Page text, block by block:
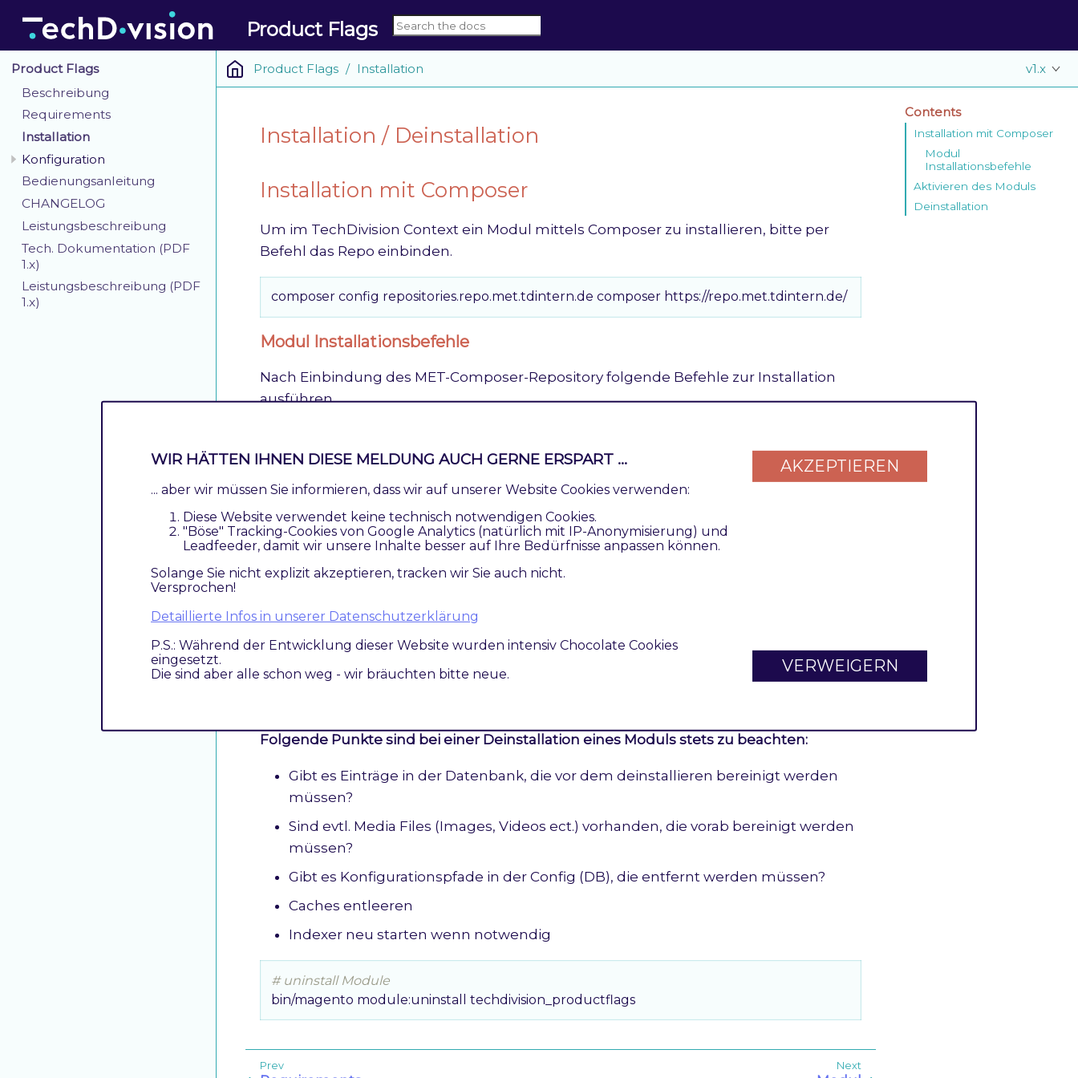
Product Flags
Product Flags
Beschreibung
Requirements
Installation
Konfiguration
Bedienungsanleitung
CHANGELOG
Leistungsbeschreibung
Tech. Dokumentation (PDF
1.x)
Leistungsbeschreibung (PDF
1.x)
Product Flags Installation v1.x
Contents
Installation mit Composer
Modul
Installationsbefehle
Aktivieren des Moduls
Deinstallation
Installation / Deinstallation
Installation mit Composer
Um im TechDivision Context ein Modul mittels Composer zu installieren, bitte per
Befehl das Repo einbinden.
composer config repositories.repo.met.tdintern.de composer https://repo.met.tdintern.de/
Modul Installationsbefehle
Nach Einbindung des MET-Composer-Repository folgende Befehle zur Installation
ausführen
bin/magento set:up
Aktivieren des Moduls
bedeutet, dass das Modul nun im Backend sichtbar ist und zur weiteren Konfiguration
Folgende Punkte sind bei einer Deinstallation eines Moduls stets zu beachten:
Gibt es Einträge in der Datenbank, die vor dem deinstallieren bereinigt werden
müssen?
Sind evtl. Media Files (Images, Videos ect.) vorhanden, die vorab bereinigt werden
müssen?
Gibt es Konfigurationspfade in der Config (DB), die entfernt werden müssen?
Caches entleeren
Indexer neu starten wenn notwendig
# uninstall Module
bin/magento module:uninstall techdivision_productflags
WIR HÄTTEN IHNEN DIESE MELDUNG AUCH GERNE ERSPART ...
... aber wir müssen Sie informieren, dass wir auf unserer Website Cookies verwenden:
Diese Website verwendet keine technisch notwendigen Cookies.
"Böse" Tracking-Cookies von Google Analytics (natürlich mit IP-Anonymisierung) und
Leadfeeder, damit wir unsere Inhalte besser auf Ihre Bedürfnisse anpassen können.
Solange Sie nicht explizit akzeptieren, tracken wir Sie auch nicht.
Versprochen!
Detaillierte Infos in unserer Datenschutzerklärung
P.S.: Während der Entwicklung dieser Website wurden intensiv Chocolate Cookies
eingesetzt.
Die sind aber alle schon weg - wir bräuchten bitte neue.
AKZEPTIEREN
VERWEIGERN